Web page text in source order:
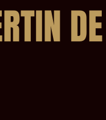
DE